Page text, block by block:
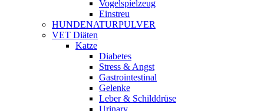
Vogelspielzeug
Einstreu
HUNDENATURPULVER
VET Diäten
Katze
Diabetes
Stress & Angst
Gastrointestinal
Gelenke
Leber & Schilddrüse
Urinary